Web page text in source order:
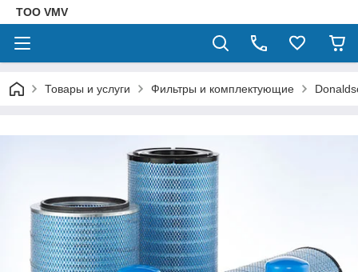
ТОО VMV
Товары и услуги Фильтры и комплектующие